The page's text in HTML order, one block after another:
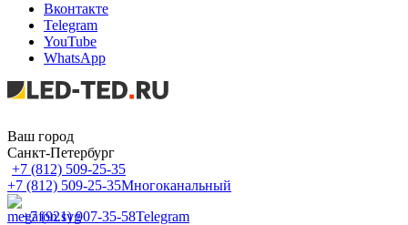
Вконтакте
Telegram
YouTube
WhatsApp
Ваш город
Санкт-Петербург
+7 (812) 509-25-35
+7 (812) 509-25-35Многоканальный
+7 (921) 907-35-58Telegram